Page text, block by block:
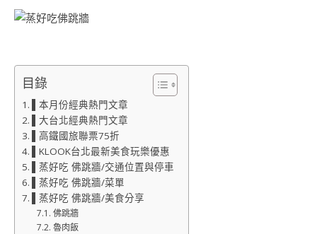
目錄
▌本月份經典熱門文章
▌大台北經典熱門文章
▌高鐵國旅聯票75折
▌KLOOK台北最新美食玩樂優惠
▌蒸好吃 佛跳牆/交通位置與停車
▌蒸好吃 佛跳牆/菜單
▌蒸好吃 佛跳牆/美食分享
佛跳牆
魯肉飯